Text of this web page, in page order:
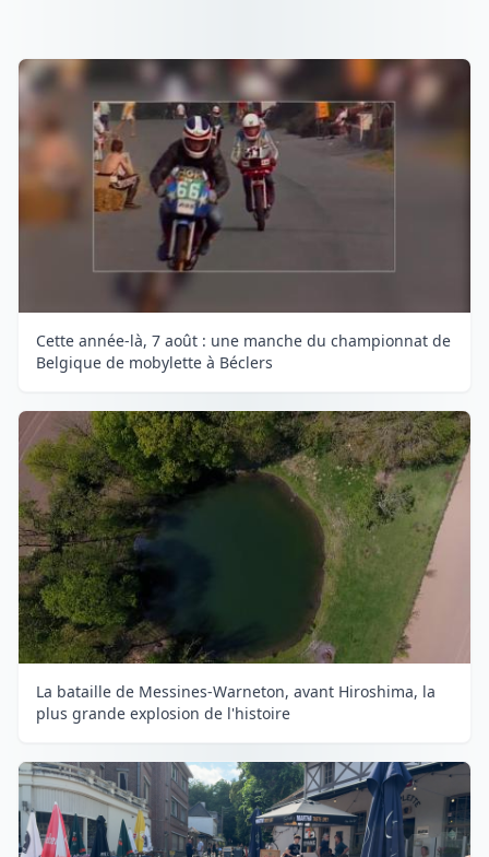
Cette année-là, 7 août : une manche du championnat de
Belgique de mobylette à Béclers
La bataille de Messines-Warneton, avant Hiroshima, la
plus grande explosion de l'histoire